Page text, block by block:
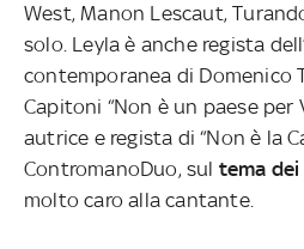
West, Manon Lescaut,
solo. Leyla è anche regista
contemporanea di Domenico
Capitoni “Non è un paese per
autrice e regista di “Non è la
ContromanoDuo, sul tema
molto caro alla cantante.